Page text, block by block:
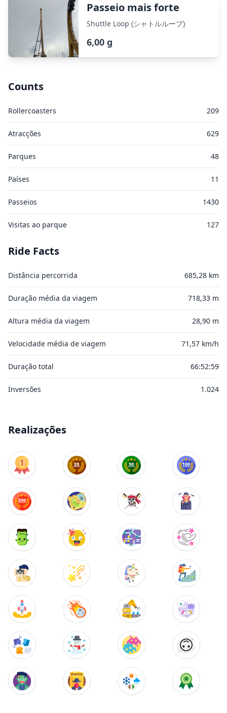
Passeio mais forte
Shuttle Loop (シャトルループ)
6,00 g
Counts
Rollercoasters 209
Atracções 629
Parques 48
Países 11
Passeios 1430
Visitas ao parque 127
Ride Facts
Distância percorrida 685,28 km
Duração média da viagem 718,33 m
Altura média da viagem 28,90 m
Velocidade média de viagem 71,57 km/h
Duração total 66:52:59
Inversões 1.024
Realizações